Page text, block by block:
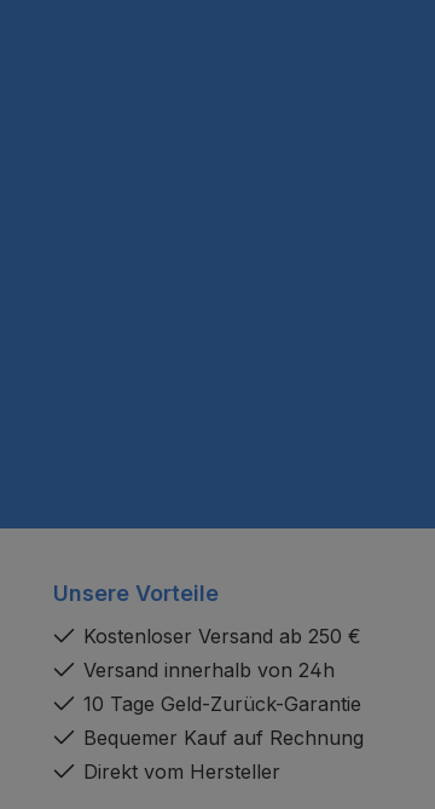
Unsere Vorteile
Kostenloser Versand ab 250 €
Versand innerhalb von 24h
10 Tage Geld-Zurück-Garantie
Bequemer Kauf auf Rechnung
Direkt vom Hersteller